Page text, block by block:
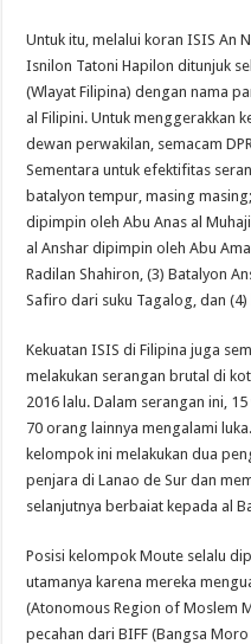
Untuk itu, melalui koran ISIS An
Isnilon Tatoni Hapilon ditunjuk
(Wlayat Filipina) dengan nama
al Filipini. Untuk menggerakkan
dewan perwakilan, semacam
Sementara untuk efektifitas
batalyon tempur, masing
dipimpin oleh Abu Anas al
al Anshar dipimpin oleh Abu
Radilan Shahiron, (3) Batalyon
Safiro dari suku Tagalog, dan
Kekuatan ISIS di Filipina juga
melakukan serangan brutal di
2016 lalu. Dalam serangan ini,
70 orang lainnya mengalami
kelompok ini melakukan dua
penjara di Lanao de Sur dan
selanjutnya berbaiat kepada al
Posisi kelompok Moute selalu
utamanya karena mereka
(Atonomous Region of Moslem
pecahan dari BIFF (Bangsa